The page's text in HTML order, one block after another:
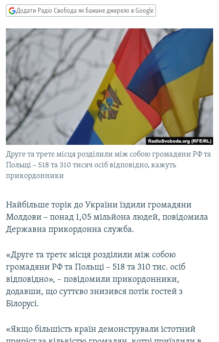
пошуку
УКРАЇНА
СВІТ
ТИ ЯК?
СХЕМИ
КИТАЙ.ВИКЛИКИ
МУЛЬТИМЕДІА
ФОТО
СПЕЦПРОЄКТИ
ПОДКАСТИ
КРИМ РЕАЛІЇ
РУС
УКР
КТАТ
ДОЛУЧАЙСЯ!
Усі сайти RFE/RL
Додати Радіо Свобода як бажане джерело в Google
Друге та третє місця розділили між собою громадяни РФ та
Польщі – 518 та 310 тисяч осіб відповідно, кажуть
прикордонники
Найбільше торік до України їздили громадяни
Молдови – понад 1,05 мільйона людей, повідомила
Державна прикордонна служба.
«Друге та третє місця розділили між собою
громадяни РФ та Польщі – 518 та 310 тис. осіб
відповідно», – повідомили прикордонники,
додавши, що суттєво знизився потік гостей з
Білорусі.
«Якщо більшість країн демонстрували істотний